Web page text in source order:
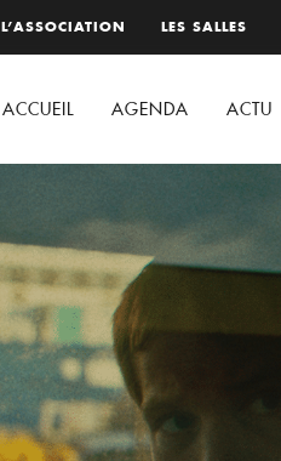
L’ASSOCIATION LES SALLES
ACCUEIL AGENDA ACTU